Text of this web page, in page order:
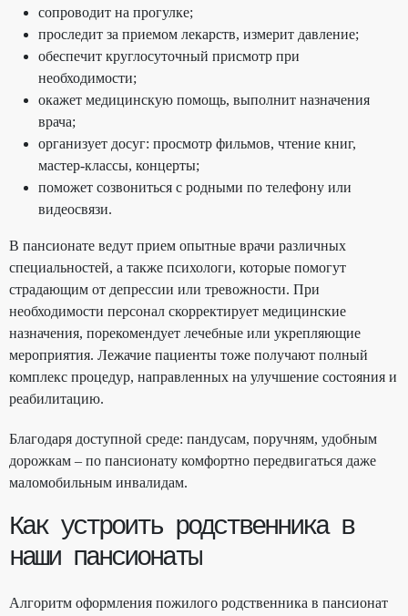
сопроводит на прогулке;
проследит за приемом лекарств, измерит давление;
обеспечит круглосуточный присмотр при
необходимости;
окажет медицинскую помощь, выполнит назначения
врача;
организует досуг: просмотр фильмов, чтение книг,
мастер-классы, концерты;
поможет созвониться с родными по телефону или
видеосвязи.
В пансионате ведут прием опытные врачи различных
специальностей, а также психологи, которые помогут
страдающим от депрессии или тревожности. При
необходимости персонал скорректирует медицинские
назначения, порекомендует лечебные или укрепляющие
мероприятия. Лежачие пациенты тоже получают полный
комплекс процедур, направленных на улучшение состояния и
реабилитацию.
Благодаря доступной среде: пандусам, поручням, удобным
дорожкам – по пансионату комфортно передвигаться даже
маломобильным инвалидам.
Как устроить родственника в
наши пансионаты
Алгоритм оформления пожилого родственника в пансионат